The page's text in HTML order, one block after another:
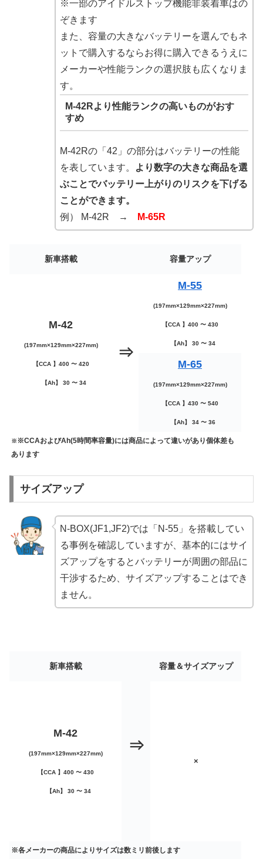
※一部のアイドルストップ機能非装着車はの
ぞきます
また、容量の大きなバッテリーを選んでもネ
ットで購入するならお得に購入できるうえに
メーカーや性能ランクの選択肢も広くなりま
す。
M-42Rより性能ランクの高いものがおす
すめ
M-42Rの「42」の部分はバッテリーの性能
を表しています。
より数字の大きな商品を選
ぶことでバッテリー上がりのリスクを下げる
ことができます。
例） M-42R →
M-65R
新車搭載 容量アップ
M-42
(197mm×129mm×227mm)
【CCA 】400 〜 420
【Ah】 30 〜 34
⇒
M-55
(197mm×129mm×227mm)
【CCA 】400 〜 430
【Ah】 30 〜 34
M-65
(197mm×129mm×227mm)
【CCA 】430 〜 540
【Ah】 34 〜 36
※※CCAおよびAh(5時間率容量)には商品によって違いがあり個体差も
あります
サイズアップ
N-BOX(JF1,JF2)では「N-55」を搭載してい
る事例を確認していますが、基本的にはサイ
ズアップをするとバッテリーが周囲の部品に
干渉するため、サイズアップすることはでき
ません。
新車搭載
⇒
容量＆サイズアップ
M-42
(197mm×129mm×227mm)
【CCA 】400 〜 430
【Ah】 30 〜 34
×
※各メーカーの商品によりサイズは数ミリ前後します